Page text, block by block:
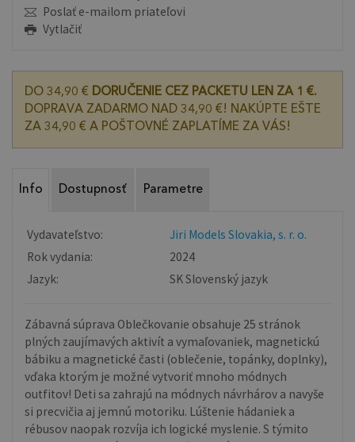
Poslať e-mailom priateľovi
Vytlačiť
DO 34,90 € DORUČENIE CEZ PACKETU LEN ZA 1 €.
DOPRAVA ZADARMO NAD 34,90 €! NAKÚPTE EŠTE
ZA 34,90 € A POŠTOVNÉ ZAPLATÍME ZA VÁS!
Info Dostupnosť Parametre
Vydavateľstvo:
Jiri Models Slovakia, s. r. o.
Rok vydania:
2024
Jazyk:
SK Slovenský jazyk
Zábavná súprava Oblečkovanie obsahuje 25 stránok
plných zaujímavých aktivít a vymaľovaniek, magnetickú
bábiku a magnetické časti (oblečenie, topánky, doplnky),
vďaka ktorým je možné vytvoriť mnoho módnych
outfitov! Deti sa zahrajú na módnych návrhárov a navyše
si precvičia aj jemnú motoriku. Lúštenie hádaniek a
rébusov naopak rozvíja ich logické myslenie. S týmito